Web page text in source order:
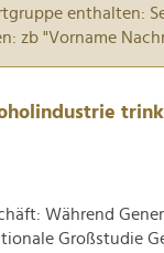
enthalten:
zb "Vorname
Während
Großstudie